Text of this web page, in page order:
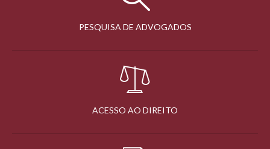
PESQUISA DE ADVOGADOS
ACESSO AO DIREITO